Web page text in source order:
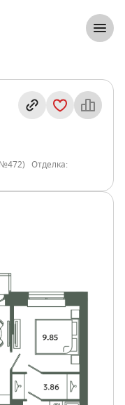
Отделка: